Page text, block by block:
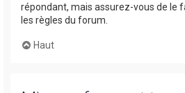
répondant, mais assurez-vous de le
les règles du forum.
Haut